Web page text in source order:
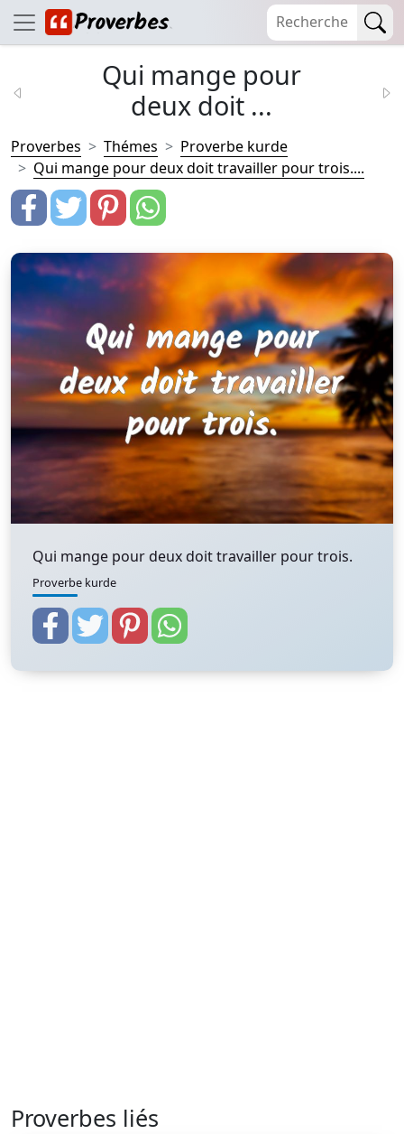
Qui mange pour
deux doit ...
Proverbes Thémes
Proverbe kurde
Qui mange pour deux doit travailler pour trois....
Qui mange pour deux doit travailler pour trois.
Proverbe kurde
Proverbes liés